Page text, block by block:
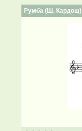
Румба (Ш. Кардош)